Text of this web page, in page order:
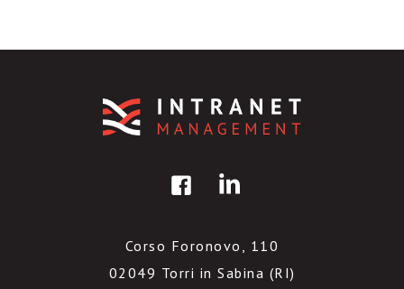
Corso Foronovo, 110
02049 Torri in Sabina (RI)